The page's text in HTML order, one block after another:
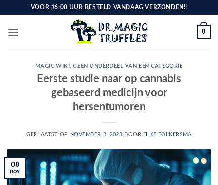
inhoud
VOOR 16:00 UUR BESTELD VANDAAG VERZONDEN!!
0
MAGIC WIKI ,GEEN ONDERDEEL VAN EEN CATEGORIE
Eerste studie naar op cannabis
gebaseerd medicijn voor
hersentumoren
GEPLAATST OP NOVEMBER 8, 2023 DOOR ELKE FOLKERSMA
08
nov